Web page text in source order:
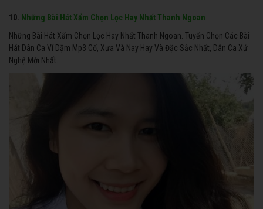
10.
Những Bài Hát Xẩm Chọn Lọc Hay Nhất Thanh Ngoan
Những Bài Hát Xẩm Chọn Lọc Hay Nhất Thanh Ngoan. Tuyển Chọn Các Bài
Hát Dân Ca Ví Dặm Mp3 Cổ, Xưa Và Nay Hay Và Đặc Sắc Nhất, Dân Ca Xứ
Nghệ Mới Nhất.